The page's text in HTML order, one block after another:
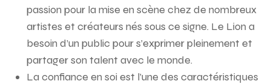
passion pour la mise en scène chez de nombreux
artistes et créateurs nés sous ce signe. Le Lion a
besoin d’un public pour s’exprimer pleinement et
partager son talent avec le monde.
La confiance en soi est l’une des caractéristiques